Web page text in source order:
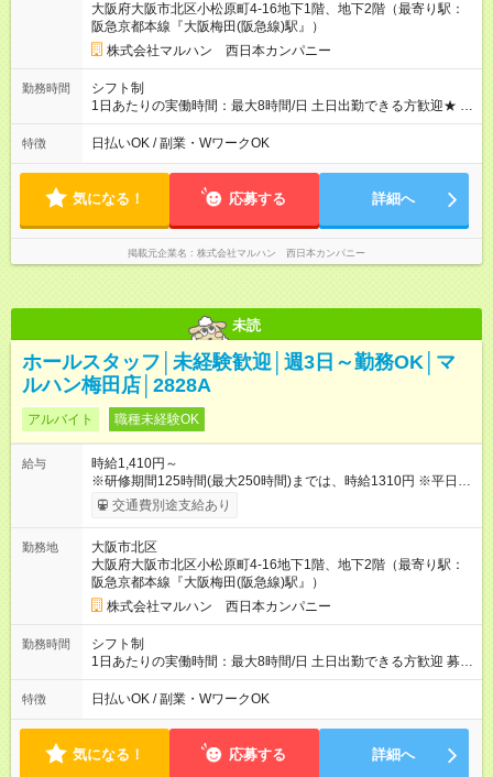
大阪府大阪市北区小松原町4-16地下1階、地下2階（最寄り駅：
阪急京都本線『大阪梅田(阪急線)駅』）
株式会社マルハン 西日本カンパニー
勤務時間
シフト制
1日あたりの実働時間：最大8時間/日 土日出勤できる方歓迎★ 募
集時間帯：15:50-0:50 週4日、1日6時間0分から勤務OK！ 詳し
くは下記お問い合わせ電話番号へご連絡ください。 0120-314-
特徴 日払いOK / 副業・WワークOK
気になる！ 応募する 詳細へ
掲載元企業名 株式会社マルハン 西日本カンパニー
未読
ホールスタッフ│未経験歓迎│週3日～勤務OK│マ
ルハン梅田店│2828A
アルバイト 職種未経験OK
給与
時給1,410円～
※研修期間125時間(最大250時間)までは、時給1310円 ※平日17
時以降30円ＵＰ ※土日祝8時~翌朝5時50円UP ※22時以降時給
25％ＵＰ 【試用期間】試用期間なし
交通費別途支給あり
勤務地
大阪市北区
大阪府大阪市北区小松原町4-16地下1階、地下2階（最寄り駅：
阪急京都本線『大阪梅田(阪急線)駅』）
株式会社マルハン 西日本カンパニー
勤務時間
シフト制
1日あたりの実働時間：最大8時間/日 土日出勤できる方歓迎 募集
時間帯：8:00-17:00 詳しくは下記お問い合わせ電話番号へご連
絡ください。 0120-314-508(9時～20時土日祝も受付) 1日6時間
特徴 日払いOK / 副業・WワークOK
気になる！ 応募する 詳細へ